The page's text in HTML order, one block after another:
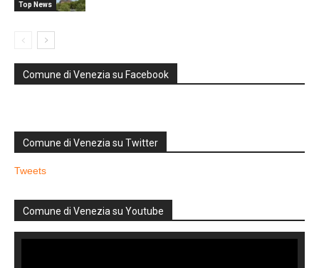
Top News
Comune di Venezia su Facebook
Comune di Venezia su Twitter
Tweets
Comune di Venezia su Youtube